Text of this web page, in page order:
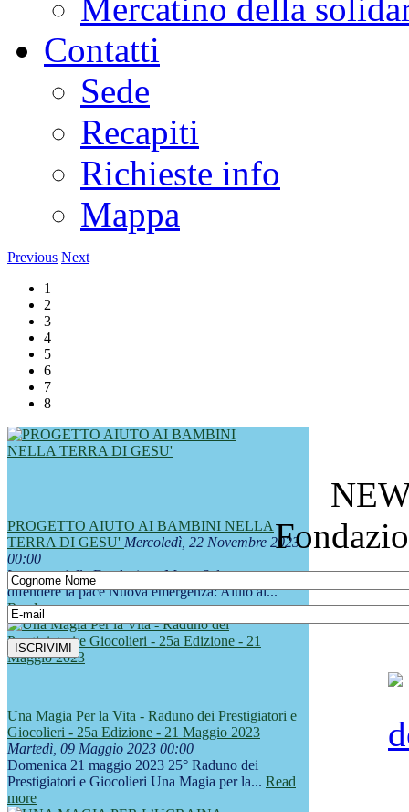
Mercatino della
Contatti
Sede
Recapiti
Richieste info
Mappa
Previous Next
1
2
3
4
5
6
7
8
PROGETTO AIUTO AI BAMBINI NELLA
TERRA DI GESU' Mercoledì, 22 Novembre 2023
00:00
Impegno della Fondazione Mago Sales per
difendere la pace Nuova emergenza: Aiuto ai...
Read more
Una Magia Per la Vita - Raduno dei Prestigiatori e
Giocolieri - 25a Edizione - 21 Maggio 2023
Martedì, 09 Maggio 2023 00:00
Domenica 21 maggio 2023 25° Raduno dei
Prestigiatori e Giocolieri Una Magia per la... Read
more